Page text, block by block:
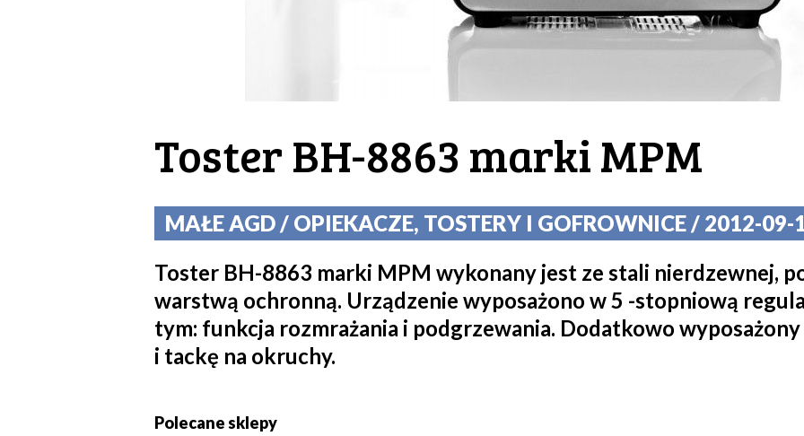
Toster BH-8863 marki MPM
MAŁE AGD / OPIEKACZE, TOSTERY I GOFROWNICE / 2012-
Toster BH-8863 marki MPM wykonany jest ze stali nierdzewnej,
warstwą ochronną. Urządzenie wyposażono w 5 -stopniową
tym: funkcja rozmrażania i podgrzewania. Dodatkowo
i tackę na okruchy.
Polecane sklepy